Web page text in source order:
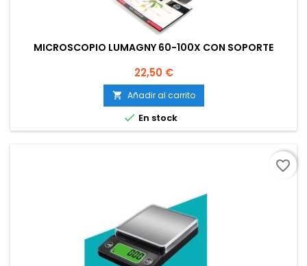
MICROSCOPIO LUMAGNY 60-100X CON SOPORTE
Precio
22,50 €
 Añadir al carrito
 En stock
favorite_border